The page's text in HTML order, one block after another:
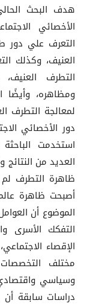
هدف البحث
الأخصائي
التعرف علي دور
العنيف، وكذلك
التطرف
ومظاهره، وأيضًا
لمعالجة التطرف
دور الأخصائي
استخدمت
العديد من النتائج
ظاهرة التطرف
أصبحت ظاهرة
الموضوع أن
التفكك الأسرى
الإقصاء
مختلف
وسياسي
دراسات سابقة أن